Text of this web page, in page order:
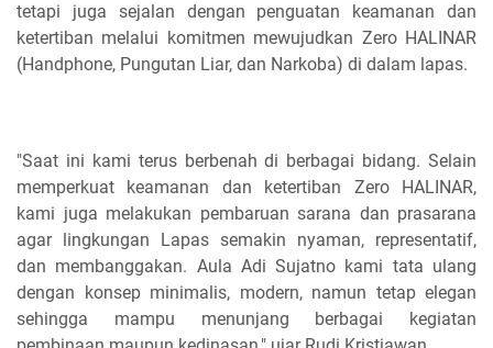
tetapi juga sejalan dengan penguatan keamanan dan
ketertiban melalui komitmen mewujudkan Zero HALINAR
(Handphone, Pungutan Liar, dan Narkoba) di dalam lapas.
"Saat ini kami terus berbenah di berbagai bidang. Selain
memperkuat keamanan dan ketertiban Zero HALINAR,
kami juga melakukan pembaruan sarana dan prasarana
agar lingkungan Lapas semakin nyaman, representatif,
dan membanggakan. Aula Adi Sujatno kami tata ulang
dengan konsep minimalis, modern, namun tetap elegan
sehingga mampu menunjang berbagai kegiatan